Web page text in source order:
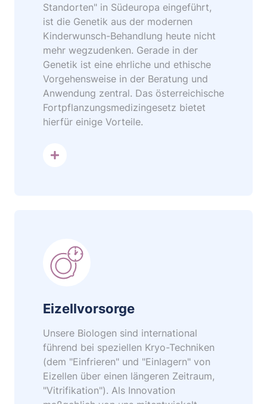
Standorten" in Südeuropa eingeführt,
ist die Genetik aus der modernen
Kinderwunsch-Behandlung heute nicht
mehr wegzudenken. Gerade in der
Genetik ist eine ehrliche und ethische
Vorgehensweise in der Beratung und
Anwendung zentral. Das österreichische
Fortpflanzungsmedizingesetz bietet
hierfür einige Vorteile.
Eizellvorsorge
Unsere Biologen sind international
führend bei speziellen Kryo-Techniken
(dem "Einfrieren" und "Einlagern" von
Eizellen über einen längeren Zeitraum,
"Vitrifikation"). Als Innovation